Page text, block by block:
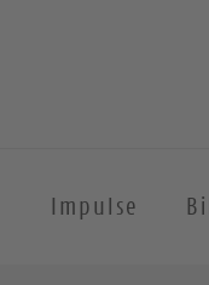
Impulse